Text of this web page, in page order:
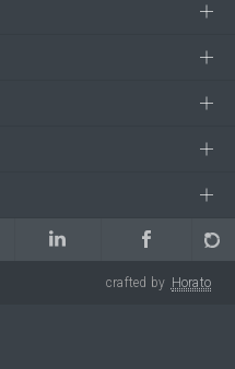
crafted by Horato